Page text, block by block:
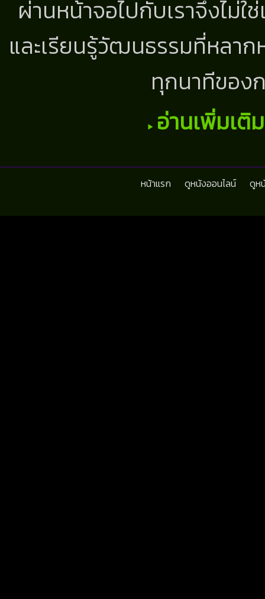
ผ่านหน้าจอไปกับเราจึงไม่
และเรียนรู้วัฒนธรรมที่หลา
ทุกนาทีขอ
อ่านเพิ่มเติ
หน้าแรก ดูหนังออนไลน์ ดูห